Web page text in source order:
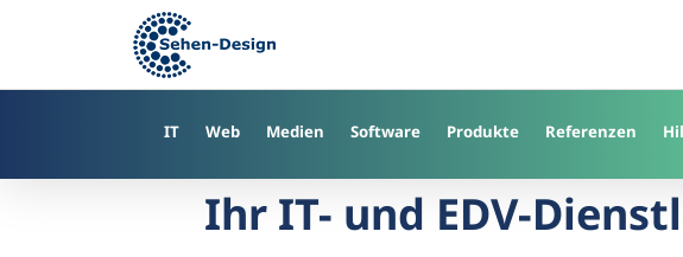
IT Web Medien Software Produkte Referenzen
Ihr IT- und EDV-